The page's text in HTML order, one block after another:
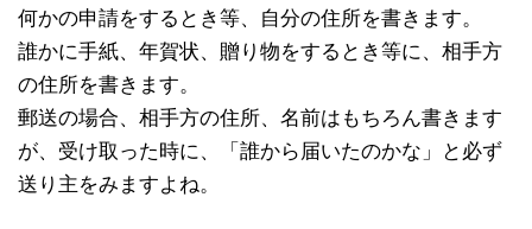
何かの申請をするとき等、自分の住所を書きます。
誰かに手紙、年賀状、贈り物をするとき等に、相手方
の住所を書きます。
郵送の場合、相手方の住所、名前はもちろん書きます
が、受け取った時に、「誰から届いたのかな」と必ず
送り主をみますよね。